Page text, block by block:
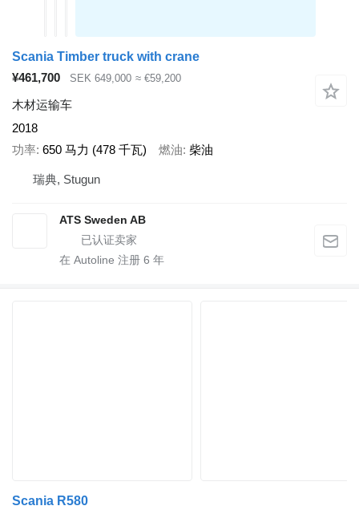
Scania Timber truck with crane
¥461,700
SEK 649,000 ≈ €59,200
木材运输车
2018
功率 650 马力 (478 千瓦) 燃油 柴油
瑞典, Stugun
ATS Sweden AB
在 Autoline 注册 6 年
Scania R580